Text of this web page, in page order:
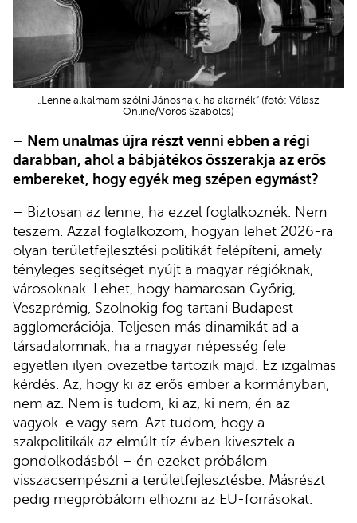
„Lenne alkalmam szólni Jánosnak, ha akarnék” (fotó: Válasz
Online/Vörös Szabolcs)
– Nem unalmas újra részt venni ebben a régi
darabban, ahol a bábjátékos összerakja az erős
embereket, hogy egyék meg szépen egymást?
– Biztosan az lenne, ha ezzel foglalkoznék. Nem
teszem. Azzal foglalkozom, hogyan lehet 2026-ra
olyan területfejlesztési politikát felépíteni, amely
tényleges segítséget nyújt a magyar régióknak,
városoknak. Lehet, hogy hamarosan Győrig,
Veszprémig, Szolnokig fog tartani Budapest
agglomerációja. Teljesen más dinamikát ad a
társadalomnak, ha a magyar népesség fele
egyetlen ilyen övezetbe tartozik majd. Ez izgalmas
kérdés. Az, hogy ki az erős ember a kormányban,
nem az. Nem is tudom, ki az, ki nem, én az
vagyok-e vagy sem. Azt tudom, hogy a
szakpolitikák az elmúlt tíz évben kivesztek a
gondolkodásból – én ezeket próbálom
visszacsempészni a területfejlesztésbe. Másrészt
pedig megpróbálom elhozni az EU-forrásokat.